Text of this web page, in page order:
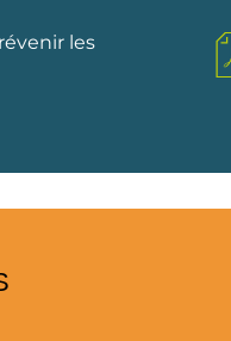
les